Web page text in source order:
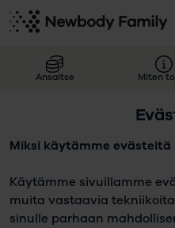
Ansaitse Miten
Miksi käytämme evästeitä
Käytämme sivuillamme
muita vastaavia
sinulle parhaan